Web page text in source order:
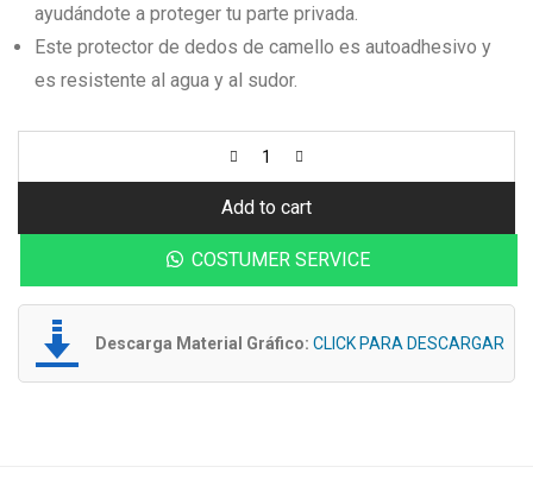
ayudándote a proteger tu parte privada.
Este protector de dedos de camello es autoadhesivo y
es resistente al agua y al sudor.
Add to cart
COSTUMER SERVICE
Descarga Material Gráfico: CLICK PARA DESCARGAR